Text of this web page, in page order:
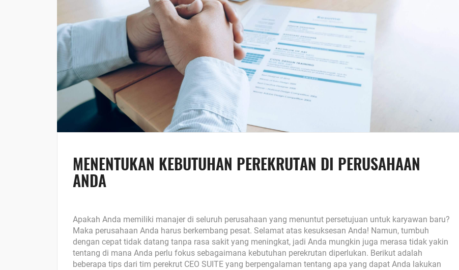
MENENTUKAN KEBUTUHAN PEREKRUTAN DI PERUSAHAAN
ANDA
Apakah Anda memiliki manajer di seluruh perusahaan yang menuntut persetujuan untuk karyawan baru?
Maka perusahaan Anda harus berkembang pesat. Selamat atas kesuksesan Anda! Namun, tumbuh
dengan cepat tidak datang tanpa rasa sakit yang meningkat, jadi Anda mungkin juga merasa tidak yakin
tentang di mana Anda perlu fokus sebagaimana kebutuhan perekrutan diperlukan. Berikut adalah
beberapa tips dari tim perekrut CEO SUITE yang berpengalaman tentang apa yang dapat Anda lakukan